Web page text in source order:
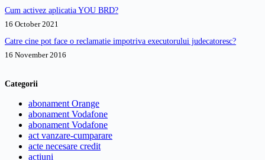
Cum activez aplicatia YOU BRD?
16 October 2021
Catre cine pot face o reclamatie impotriva executorului judecatoresc?
16 November 2016
Categorii
abonament Orange
abonament Vodafone
abonament Vodafone
act vanzare-cumparare
acte necesare credit
actiuni